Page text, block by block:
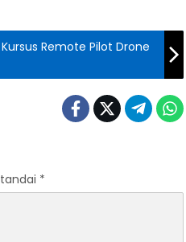
Remote Pilot Drone
*